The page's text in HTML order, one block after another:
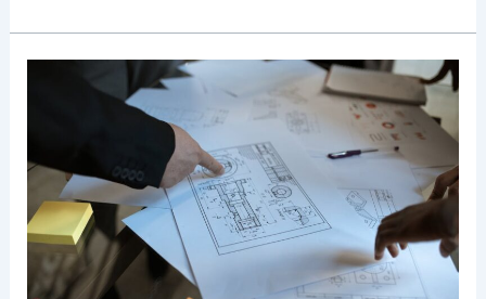
importancia
un
plano
mecanico
para
fabricar